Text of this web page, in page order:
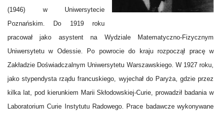
(1946) w Uniwersytecie
Poznańskim. Do 1919 roku
pracował jako asystent na Wydziale Matematyczno-Fizycznym
Uniwersytetu w Odessie. Po powrocie do kraju rozpoczął pracę w
Zakładzie Doświadczalnym Uniwersytetu Warszawskiego. W 1927 roku,
jako stypendysta rządu francuskiego, wyjechał do Paryża, gdzie przez
kilka lat, pod kierunkiem Marii Skłodowskiej-Curie, prowadził badania w
Laboratorium Curie Instytutu Radowego. Prace badawcze wykonywane